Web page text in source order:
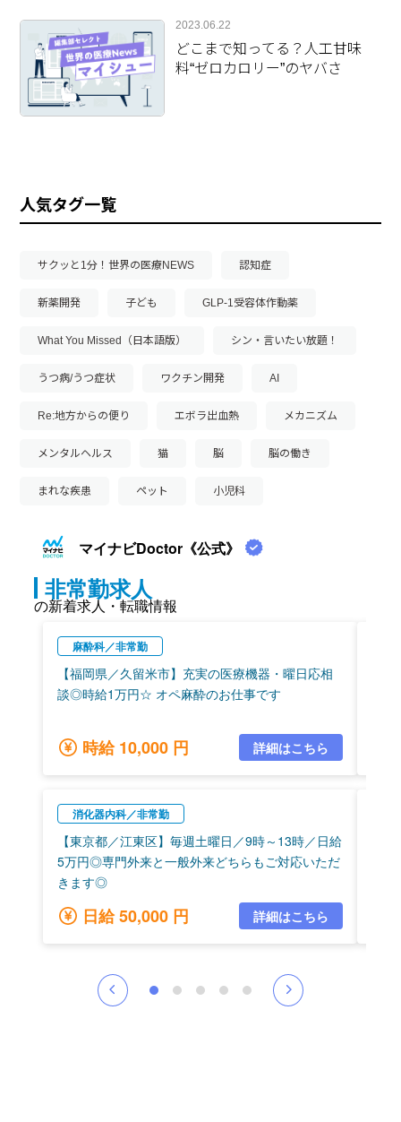
2023.06.22
どこまで知ってる？人工甘味
料“ゼロカロリー”のヤバさ
人気タグ一覧
サクッと1分！世界の医療NEWS 認知症
新薬開発 子ども GLP-1受容体作動薬
What You Missed（日本語版） シン・言いたい放題！
うつ病/うつ症状 ワクチン開発 AI
Re:地方からの便り エボラ出血熱 メカニズム
メンタルヘルス 猫 脳 脳の働き
まれな疾患 ペット 小児科